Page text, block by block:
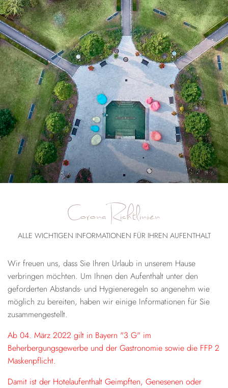
Corona Richtlinien
ALLE WICHTIGEN INFORMATIONEN FÜR IHREN AUFENTHALT
Wir freuen uns, dass Sie Ihren Urlaub in unserem Hause
verbringen möchten. Um Ihnen den Aufenthalt unter den
geforderten Abstands- und Hygieneregeln so angenehm wie
möglich zu bereiten, haben wir einige Informationen für Sie
zusammengestellt.
Ab 04. März 2022 gilt in Bayern "3 G" im
Beherbergungsgewerbe und der Gastronomie sowie die FFP 2
Maskenpflicht.
Damit ist der Hotelaufenthalt Geimpften, Genesenen oder